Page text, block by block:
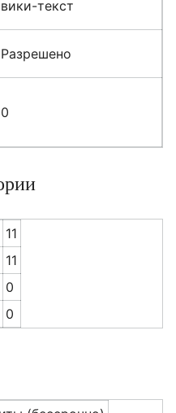
вики-текст
Разрешено
0
11
11
0
0